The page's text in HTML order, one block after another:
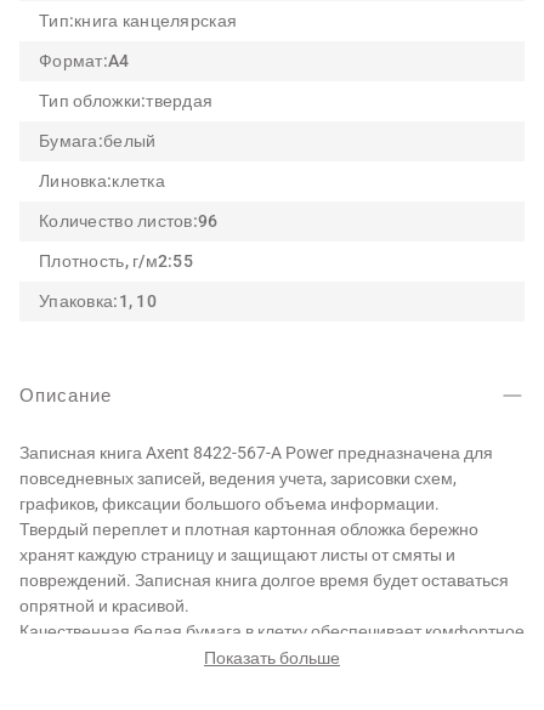
Тип:книга канцелярская
Формат:A4
Тип обложки:твердая
Бумага:белый
Линовка:клетка
Количество листов:96
Плотность, г/м2:55
Упаковка:1, 10
Описание
Записная книга Axent 8422-567-A Power предназначена для
повседневных записей, ведения учета, зарисовки схем,
графиков, фиксации большого объема информации.
Твердый переплет и плотная картонная обложка бережно
хранят каждую страницу и защищают листы от смяты и
повреждений. Записная книга долгое время будет оставаться
опрятной и красивой.
Качественная белая бумага в клетку обеспечивает комфортное
письмо. А также подходит для удобной систематизации
Показать больше